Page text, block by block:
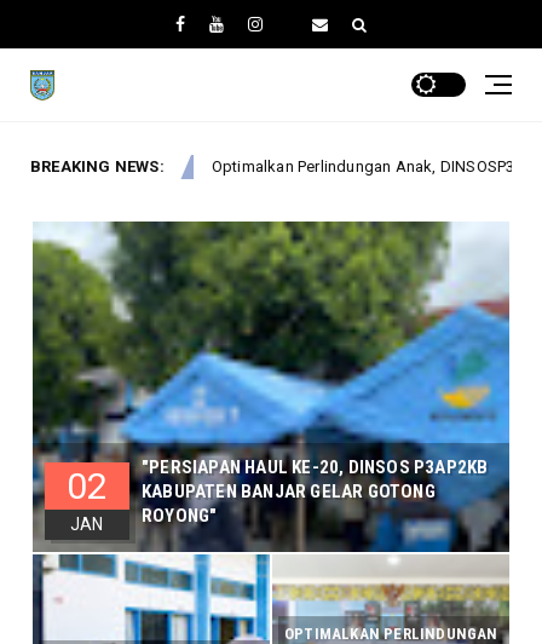
BREAKING NEWS:
Perlindungan Anak, DINSOSP3AP2KB Gelar Monev PATBM di
"PERSIAPAN HAUL KE-20, DINSOS P3AP2KB
KABUPATEN BANJAR GELAR GOTONG
ROYONG"
02
JAN
OPTIMALKAN PERLINDUNGAN